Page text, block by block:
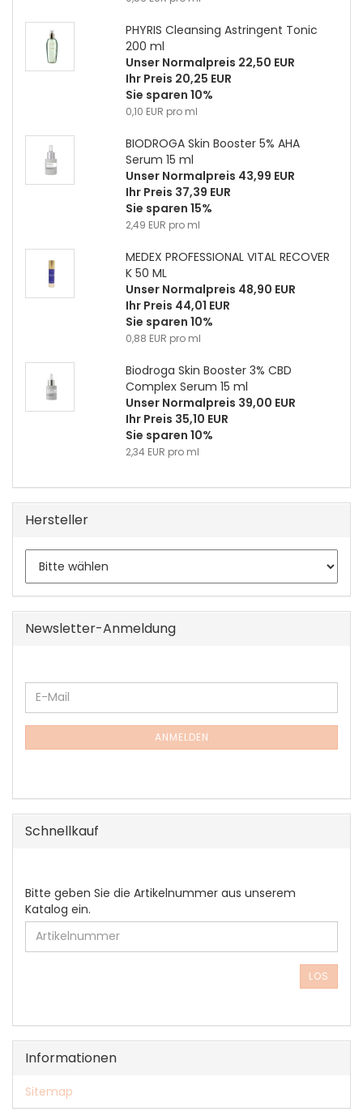
PHYRIS Cleansing Astringent Tonic
200 ml
Unser Normalpreis 22,50 EUR
Ihr Preis 20,25 EUR
Sie sparen 10%
0,10 EUR pro ml
BIODROGA Skin Booster 5% AHA
Serum 15 ml
Unser Normalpreis 43,99 EUR
Ihr Preis 37,39 EUR
Sie sparen 15%
2,49 EUR pro ml
MEDEX PROFESSIONAL VITAL RECOVER
K 50 ML
Unser Normalpreis 48,90 EUR
Ihr Preis 44,01 EUR
Sie sparen 10%
0,88 EUR pro ml
Biodroga Skin Booster 3% CBD
Complex Serum 15 ml
Unser Normalpreis 39,00 EUR
Ihr Preis 35,10 EUR
Sie sparen 10%
2,34 EUR pro ml
Hersteller
Newsletter-Anmeldung
WEITER
ZUR
NEWSLETTER-
E-
Mail
ANMELDEN
Schnellkauf
BITTE
GEBEN
SIE
DIE
ARTIKELNUMMER
EIN.
Bitte geben Sie die Artikelnummer aus unserem
Katalog ein.
LOS
Informationen
Sitemap